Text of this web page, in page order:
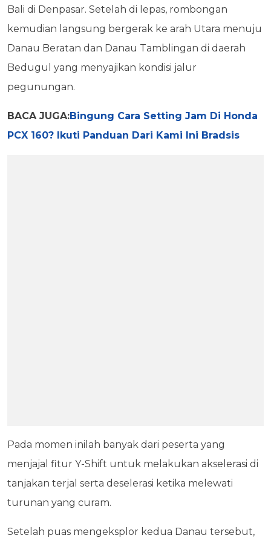
Bali di Denpasar. Setelah di lepas, rombongan
kemudian langsung bergerak ke arah Utara menuju
Danau Beratan dan Danau Tamblingan di daerah
Bedugul yang menyajikan kondisi jalur
pegunungan.
BACA JUGA:Bingung Cara Setting Jam Di Honda
PCX 160? Ikuti Panduan Dari Kami Ini Bradsis
Pada momen inilah banyak dari peserta yang
menjajal fitur Y-Shift untuk melakukan akselerasi di
tanjakan terjal serta deselerasi ketika melewati
turunan yang curam.
Setelah puas mengeksplor kedua Danau tersebut,